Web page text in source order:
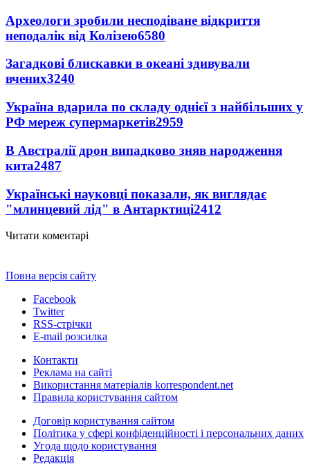
Археологи зробили несподіване відкриття
неподалік від Колізею6580
Загадкові блискавки в океані здивували
вчених3240
Україна вдарила по складу однієї з найбільших у
РФ мереж супермаркетів2959
В Австралії дрон випадково зняв народження
кита2487
Українські науковці показали, як виглядає
"млинцевий лід" в Антарктиці2412
Читати коментарі
Повна версія сайту
Facebook
Twitter
RSS-стрічки
E-mail розсилка
Контакти
Реклама на сайті
Використання матеріалів korrespondent.net
Правила користування сайтом
Договір користування сайтом
Політика у сфері конфіденційності і персональних даних
Угода щодо користування
Редакція